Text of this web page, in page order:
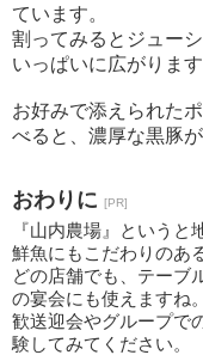
ています。
割ってみるとジュー
いっぱいに広がります
お好みで添えられた
べると、濃厚な黒豚
おわりに [PR]
『山内農場』というと
鮮魚にもこだわりのあ
どの店舗でも、テーブ
の宴会にも使えますね。
歓送迎会やグループで
験してみてください。